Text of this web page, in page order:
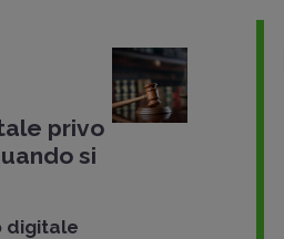
privo
si
digitale